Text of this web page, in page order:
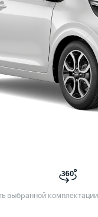
выбранной